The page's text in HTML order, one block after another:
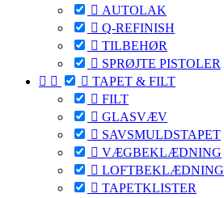
 AUTOLAK
 Q-REFINISH
 TILBEHØR
 SPRØJTE PISTOLER
   TAPET & FILT
 FILT
 GLASVÆV
 SAVSMULDSTAPET
 VÆGBEKLÆDNING
 LOFTBEKLÆDNING
 TAPETKLISTER